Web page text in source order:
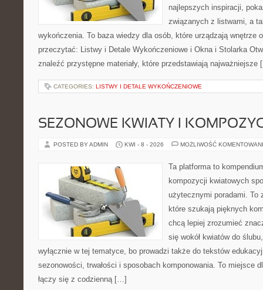
najlepszych inspiracji,
związanych z listwami, a
wykończenia. To baza wiedzy dla osób, które urządzają wnętrze
przeczytać: Listwy i Detale Wykończeniowe i Okna i Stolarka
znaleźć przystępne materiały, które przedstawiają
CATEGORIES: LISTWY I DETALE WYKOŃCZENIOWE
SEZONOWE KWIATY I
POSTED BY ADMIN KWI - 8 - 2026 MOŻLIWOŚĆ
Ta platforma to
kompozycji kwiatowych
użytecznymi poradami. To
które szukają pięknych
chcą lepiej zrozumieć
się wokół kwiatów do
wyłącznie w tej tematyce, bo prowadzi także do tekstów
sezonowości, trwałości i sposobach komponowania. To miejsce
łączy się z codzienną […]